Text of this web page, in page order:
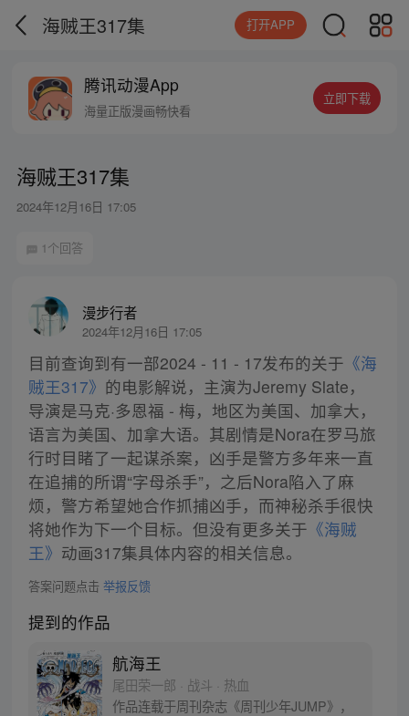
海贼王317集 打开APP
腾讯动漫App
海量正版漫画畅快看
立即下载
海贼王317集
2024年12月16日 17:05
1个回答
漫步行者
2024年12月16日 17:05
目前查询到有一部2024 - 11 - 17发布的关于 《海
贼王317》 的电影解说，主演为Jeremy Slate，
导演是马克·多恩福 - 梅，地区为美国、加拿大，
语言为美国、加拿大语。其剧情是Nora在罗马旅
行时目睹了一起谋杀案，凶手是警方多年来一直
在追捕的所谓“字母杀手”，之后Nora陷入了麻
烦，警方希望她合作抓捕凶手，而神秘杀手很快
将她作为下一个目标。但没有更多关于 《海贼
王》 动画317集具体内容的相关信息。
答案问题点击 举报反馈
提到的作品
航海王
尾田荣一郎 · 战斗 · 热血
作品连载于周刊杂志《周刊少年JUMP》，